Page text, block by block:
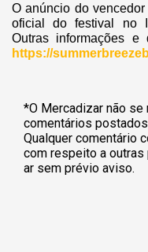
O anúncio do
oficial do festival no
Outras informações
https://
*O Mercadizar não
comentários
Qualquer comentário
com respeito a
ar sem prévio aviso.